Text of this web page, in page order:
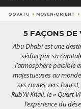
OOVATU MOYEN-ORIENT
5 FAÇONS DE
Abu Dhabi est une
séduit par sa
l’atmosphère paisible
majestueuses au
ses routes vers
Rub’Al Khali, le « Quart
l’expérience du